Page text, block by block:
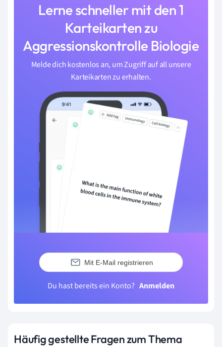
Lerne schneller mit den 1
Karteikarten zu
Aggressionskontrolle Biologie
Melde dich kostenlos an, um Zugriff auf all unsere
Karteikarten zu erhalten.
Mit E-Mail registrieren
Du hast bereits ein Konto? Anmelden
Häufig gestellte Fragen zum Thema